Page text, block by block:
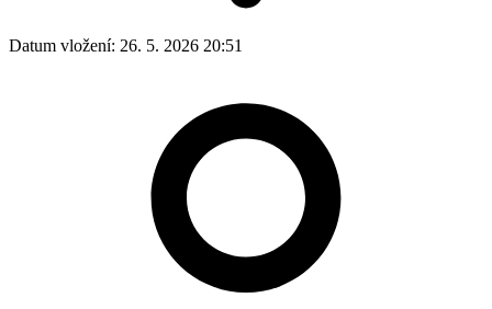
Datum vložení: 26. 5. 2026 20:51